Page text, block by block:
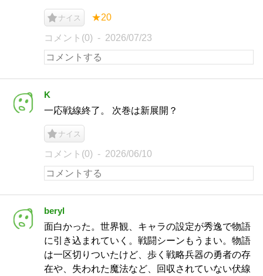
ナイス ★20
コメント(0) 2026/07/23
K
一応戦線終了。 次巻は新展開？
ナイス
コメント(0) 2026/06/10
beryl
面白かった。世界観、キャラの設定が秀逸で物語
に引き込まれていく。戦闘シーンもうまい。物語
は一区切りついたけど、歩く戦略兵器の勇者の存
在や、失われた魔法など、回収されていない伏線